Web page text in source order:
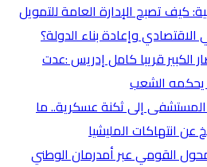
كيف تصبح الإدارة العامة للتمويل
الاقتصادي وإعادة بناء الدولة؟
الكبير قريبا كامل إدريس :عدت
يحكمه الشعب
إلى ثكنة عسكرية.. ما
انتهاكات المليشيا
القومي عبر أمدرمان الوطني